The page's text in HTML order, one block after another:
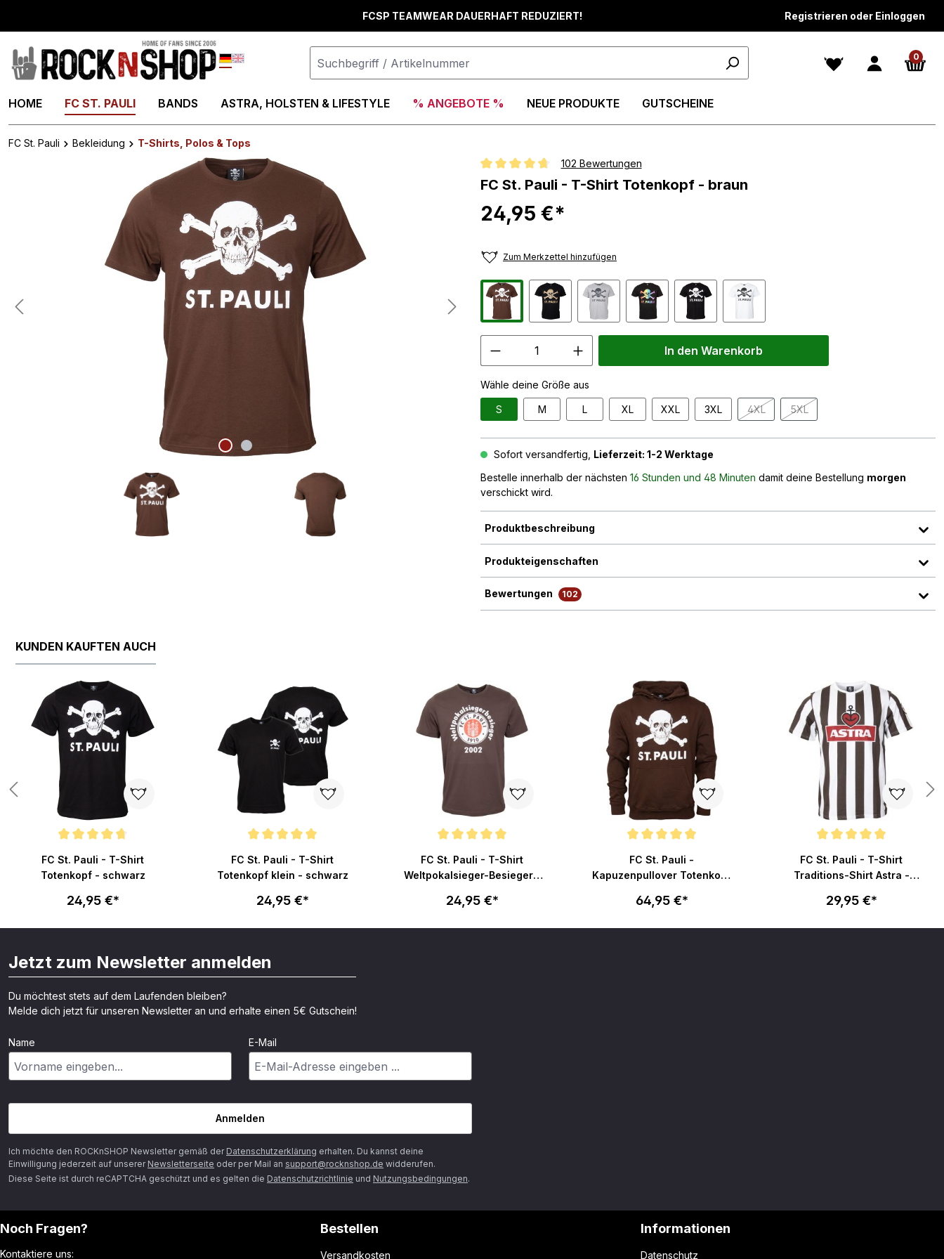
FCSP TEAMWEAR DAUERHAFT REDUZIERT! Registrieren oder Einloggen
Deutsch 0
HOME FC ST. PAULI BANDS ASTRA, HOLSTEN & LIFESTYLE % ANGEBOTE % NEUE PRODUKTE GUTSCHEINE
FC St. Pauli Bekleidung
T-Shirts, Polos & Tops
Durchschnittliche Bewertung von 4.8 von 5 Sternen
102 Bewertungen
FC St. Pauli - T-Shirt Totenkopf - braun
24,95 €*
Zum Merkzettel hinzufügen
Wähle deine Größe aus
S M L XL XXL 3XL 4XL(Diese Option ist zurzeit nicht verfügbar.)
5XL(Diese Option ist zurzeit nicht
In den Warenkorb
Sofort versandfertig, Lieferzeit: 1-2 Werktage
Bestelle innerhalb der nächsten 16 Stunden und 48 Minuten damit deine Bestellung morgen
verschickt wird.
Produktbeschreibung
Produkteigenschaften
Bewertungen 102
KUNDEN KAUFTEN AUCH
FC St. Pauli - T-Shirt
Totenkopf - schwarz
24,95 €*
FC St. Pauli - T-Shirt
Totenkopf klein - schwarz
24,95 €*
FC St. Pauli - T-Shirt
Weltpokalsieger-Besieger -
24,95 €*
FC St. Pauli -
Kapuzenpullover Totenkopf
64,95 €*
FC St. Pauli - T-Shirt
Traditions-Shirt Astra -
29,95 €*
Jetzt zum Newsletter anmelden
Du möchtest stets auf dem Laufenden bleiben?
Melde dich jetzt für unseren Newsletter an und erhalte einen 5€ Gutschein!
Name E-Mail
Anmelden
Ich möchte den ROCKnSHOP Newsletter gemäß der Datenschutzerklärung erhalten. Du kannst deine
Einwilligung jederzeit auf unserer Newsletterseite oder per Mail an support@rocknshop.de widderufen.
Diese Seite ist durch reCAPTCHA geschützt und es gelten die Datenschutzrichtlinie und Nutzungsbedingungen.
Noch Fragen?
Kontaktiere uns:
Bestellen
Versandkosten
Informationen
Datenschutz